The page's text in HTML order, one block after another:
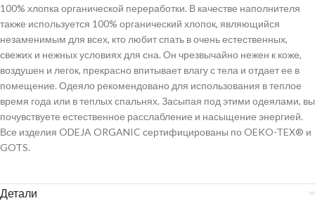
100% хлопка органической переработки. В качестве наполнителя
также используется 100% органический хлопок, являющийся
незаменимым для всех, кто любит спать в очень естественных,
свежих и нежных условиях для сна. Он чрезвычайно нежен к коже,
воздушен и легок, прекрасно впитывает влагу с тела и отдает ее в
помещение. Одеяло рекомендовано для использования в теплое
время года или в теплых спальнях. Засыпая под этими одеялами, вы
почувствуете естественное расслабление и насыщение энергией.
Все изделия ODEJA ORGANIC сертифицированы по OEKO-TEX® и
GOTS.
Детали